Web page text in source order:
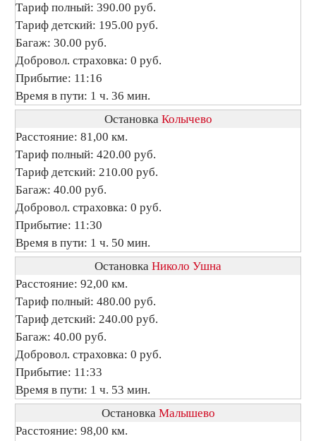
Тариф полный: 390.00 руб.
Тариф детский: 195.00 руб.
Багаж: 30.00 руб.
Добровол. страховка: 0 руб.
Прибытие: 11:16
Время в пути: 1 ч. 36 мин.
Остановка Колычево
Расстояние: 81,00 км.
Тариф полный: 420.00 руб.
Тариф детский: 210.00 руб.
Багаж: 40.00 руб.
Добровол. страховка: 0 руб.
Прибытие: 11:30
Время в пути: 1 ч. 50 мин.
Остановка Николо Ушна
Расстояние: 92,00 км.
Тариф полный: 480.00 руб.
Тариф детский: 240.00 руб.
Багаж: 40.00 руб.
Добровол. страховка: 0 руб.
Прибытие: 11:33
Время в пути: 1 ч. 53 мин.
Остановка Малышево
Расстояние: 98,00 км.